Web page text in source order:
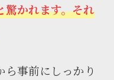
驚かれます。それ
事前にしっかり